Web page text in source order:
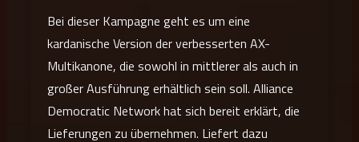
Bei dieser Kampagne geht es um eine
kardanische Version der verbesserten AX-
Multikanone, die sowohl in mittlerer als auch in
großer Ausführung erhältlich sein soll. Alliance
Democratic Network hat sich bereit erklärt, die
Lieferungen zu übernehmen. Liefert dazu